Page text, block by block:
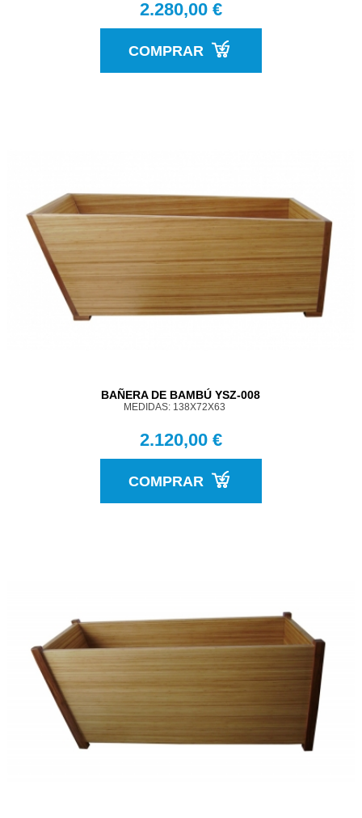
2.280,00 €
COMPRAR
BAÑERA DE BAMBÚ YSZ-008
MEDIDAS: 138X72X63
2.120,00 €
COMPRAR